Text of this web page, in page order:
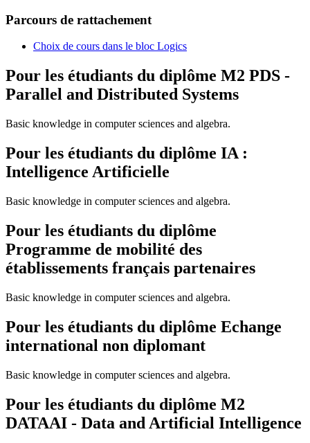
Parcours de rattachement
Choix de cours dans le bloc Logics
Pour les étudiants du diplôme M2 PDS -
Parallel and Distributed Systems
Basic knowledge in computer sciences and algebra.
Pour les étudiants du diplôme IA :
Intelligence Artificielle
Basic knowledge in computer sciences and algebra.
Pour les étudiants du diplôme
Programme de mobilité des
établissements français partenaires
Basic knowledge in computer sciences and algebra.
Pour les étudiants du diplôme Echange
international non diplomant
Basic knowledge in computer sciences and algebra.
Pour les étudiants du diplôme M2
DATAAI - Data and Artificial Intelligence